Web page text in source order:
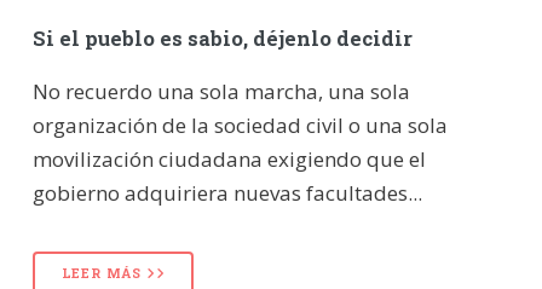
Si el pueblo es sabio, déjenlo decidir
No recuerdo una sola marcha, una sola
organización de la sociedad civil o una sola
movilización ciudadana exigiendo que el
gobierno adquiriera nuevas facultades...
LEER MÁS